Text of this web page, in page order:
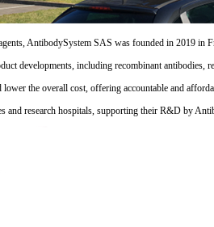
AntibodySystem SAS was founded in 2019 in
developments, including recombinant
lower the overall cost, offering accountable and
and research hospitals, supporting their R&D by